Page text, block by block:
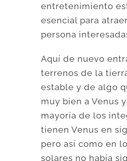
entretenimiento
esencial para
persona
Aquí de nuevo
terrenos de la
estable y de algo
muy bien a Venus
mayoría de los
tienen Venus en
pero así como en
solares no había